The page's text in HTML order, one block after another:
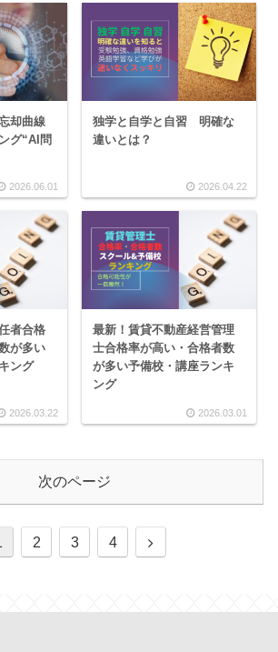
却曲線
グ“AI問
2026.06.01
独学と自学と自習 明確な
違いとは？
2026.04.22
者合格
が多い
ング
2026.03.22
最新！賃貸不動産経営管理
士合格率が高い・合格者数
が多い予備校・講座ランキ
ング
2026.03.01
次のページ
2 3 4